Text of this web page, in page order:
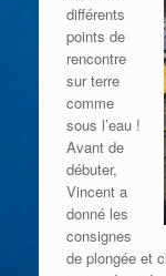
différents
points de
rencontre
sur terre
comme
sous l’eau !
Avant de
débuter,
Vincent a
donné les
consignes
de plongée et